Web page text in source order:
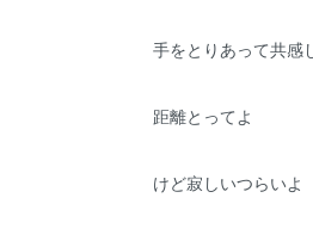
手をとりあって共感
距離とってよ
けど寂しいつらいよ